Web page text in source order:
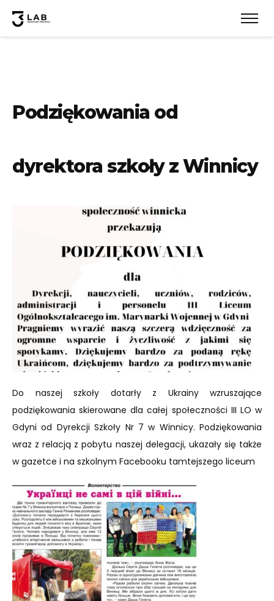
Podziękowania od
dyrektora szkoły z Winnicy
Do naszej szkoły dotarły z Ukrainy wzruszające
podziękowania skierowane dla całej społeczności III LO w
Gdyni od Dyrekcji Szkoły Nr 7 w Winnicy. Podziękowania
wraz z relacją z pobytu naszej delegacji, ukazały się także
w gazetce i na szkolnym Facebooku tamtejszego liceum